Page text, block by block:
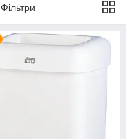
Фільтри